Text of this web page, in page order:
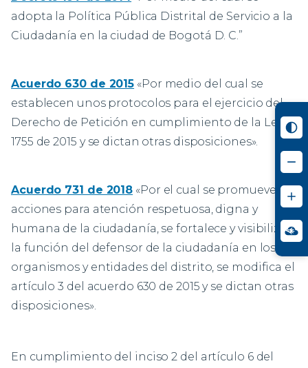
adopta la Política Pública Distrital de Servicio a la
Ciudadanía en la ciudad de Bogotá D. C.”
Acuerdo 630 de 2015 «Por medio del cual se
establecen unos protocolos para el ejercicio del
Derecho de Petición en cumplimiento de la Ley
1755 de 2015 y se dictan otras disposiciones».
Acuerdo 731 de 2018 «Por el cual se promueven
acciones para atención respetuosa, digna y
humana de la ciudadanía, se fortalece y visibiliza
la función del defensor de la ciudadanía en los
organismos y entidades del distrito, se modifica el
artículo 3 del acuerdo 630 de 2015 y se dictan otras
disposiciones».
En cumplimiento del inciso 2 del artículo 6 del